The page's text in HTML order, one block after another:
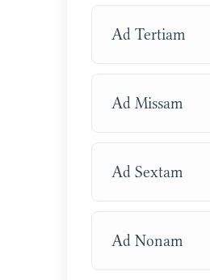
Ad Tertiam
Ad Missam
Ad Sextam
Ad Nonam